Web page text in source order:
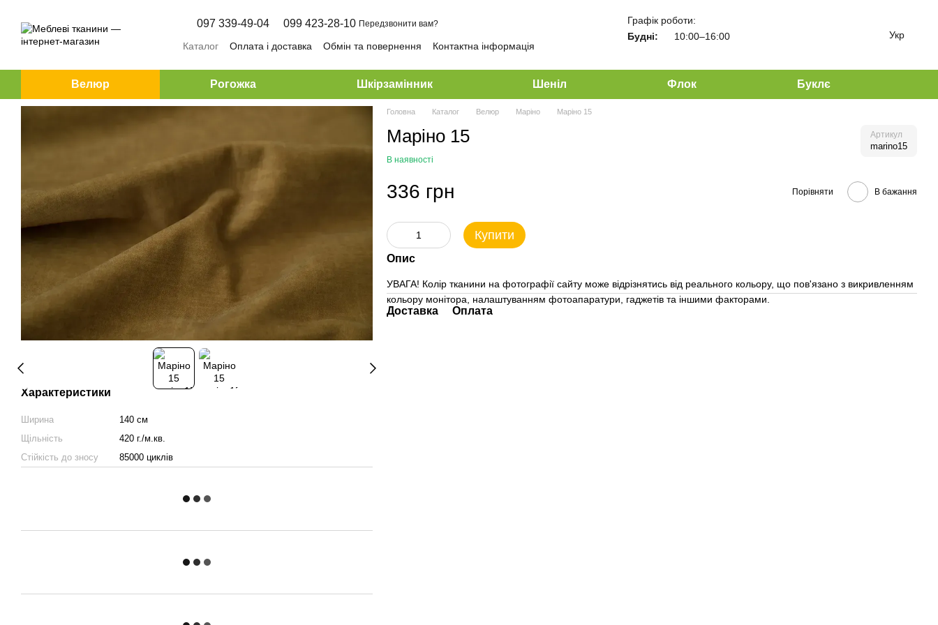
097 339-49-04 099 423-28-10 Передзвонити вам?
Каталог Оплата і доставка Обмін та повернення Контактна інформація
Графік роботи:
Будні:
10:00–16:00 Укр
Велюр Рогожка Шкірзамінник Шеніл Флок Буклє
Характеристики
Ширина
140 см
Щільність
420 г./м.кв.
Стійкість до зносу
85000 циклів
Головна Каталог Велюр Маріно Маріно 15
Маріно 15 Артикул
marino15
В наявності
336 грн Порівняти В бажання
Купити
Опис
УВАГА! Колір тканини на фотографії сайту може відрізнятись від реального кольору, що пов'язано з викривленням
кольору монітора, налаштуванням фотоапаратури, гаджетів та іншими факторами.
Доставка Оплата